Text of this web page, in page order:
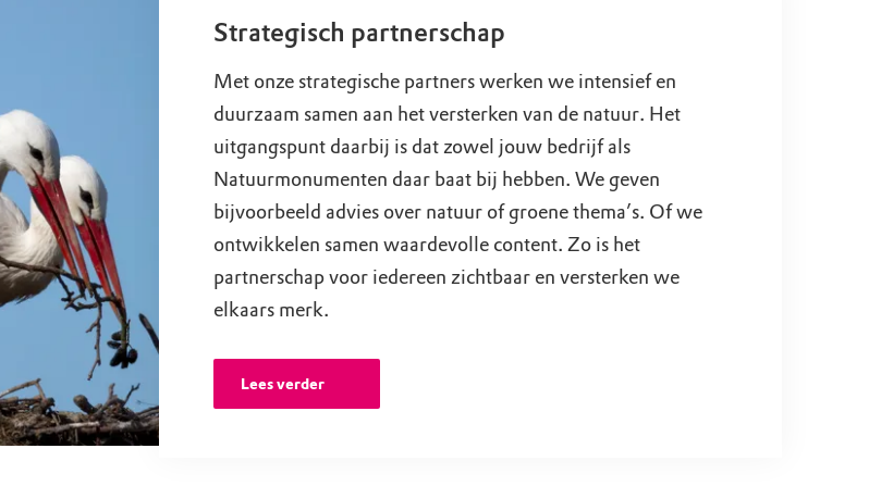
Strategisch partnerschap
Met onze strategische partners werken we intensief en
duurzaam samen aan het versterken van de natuur. Het
uitgangspunt daarbij is dat zowel jouw bedrijf als
Natuurmonumenten daar baat bij hebben. We geven
bijvoorbeeld advies over natuur of groene thema’s. Of we
ontwikkelen samen waardevolle content. Zo is het
partnerschap voor iedereen zichtbaar en versterken we
elkaars merk.
Lees verder